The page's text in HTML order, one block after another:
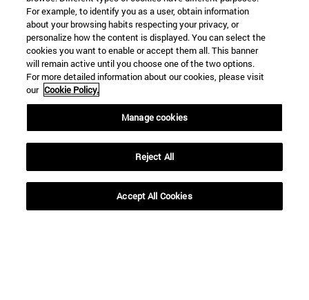
(abre en nueva ventana)
Aula virtual ADI(abre en nueva ventana)
Búsqueda de personas(abre en nueva ventana)
Trabaja con nosotros(abre en nueva ventana)
For example, to identify you as a user, obtain information
about your browsing habits respecting your privacy, or
personalize how the content is displayed. You can select the
cookies you want to enable or accept them all. This banner
will remain active until you choose one of the two options.
For more detailed information about our cookies, please visit
our Cookie Policy.
Manage cookies
Reject All
Accept All Cookies